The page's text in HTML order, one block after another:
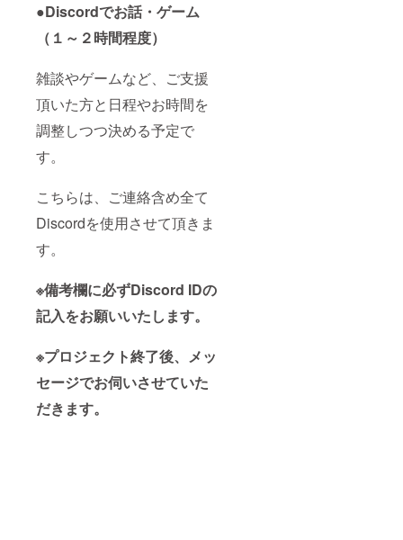
●Discordでお話・ゲーム
（１～２時間程度）
雑談やゲームなど、ご支援
頂いた方と日程やお時間を
調整しつつ決める予定で
す。
こちらは、ご連絡含め全て
Discordを使用させて頂きま
す。
※備考欄に必ずDiscord IDの
記入をお願いいたします。
※プロジェクト終了後、メッ
セージでお伺いさせていた
だきます。